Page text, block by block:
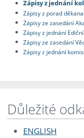
Zápisy z jednání
Zápisy z porad
Zápisy ze zasedání
Zápisy z jednání
Zápisy ze zasedání
Zápisy z jednání
Důležité
ENGLISH